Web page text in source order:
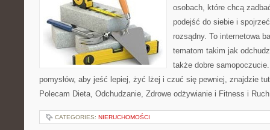
osobach, które chcą
podejść do siebie i
rozsądny. To internetowa
tematom takim jak
także dobre
pomysłów, aby jeść lepiej, żyć lżej i czuć się pewniej, znajdzie
Polecam Dieta, Odchudzanie, Zdrowe odżywianie i Fitness i
CATEGORIES: NIERUCHOMOŚCI